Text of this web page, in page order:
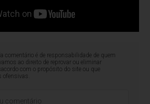
comentário é de responsabilidade de quem
ao direito de reprovar ou eliminar
com o propósito do site ou que
ofensivas.